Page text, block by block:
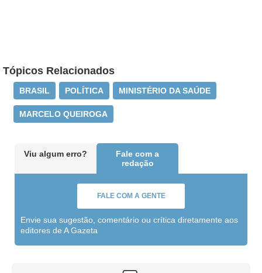
Tópicos Relacionados
BRASIL POLÍTICA MINISTÉRIO DA SAÚDE
MARCELO QUEIROGA
Viu algum erro?
Fale com a
redação
FALE COM A GENTE
Envie sua sugestão, comentário ou crítica diretamente aos
editores de A Gazeta